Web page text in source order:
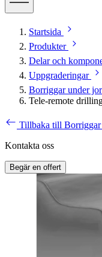
Startsida
Produkter
Delar och
Uppgraderingar
Borriggar under
Tele-remote
Tillbaka till Borriggar
Kontakta oss
Begär en offert